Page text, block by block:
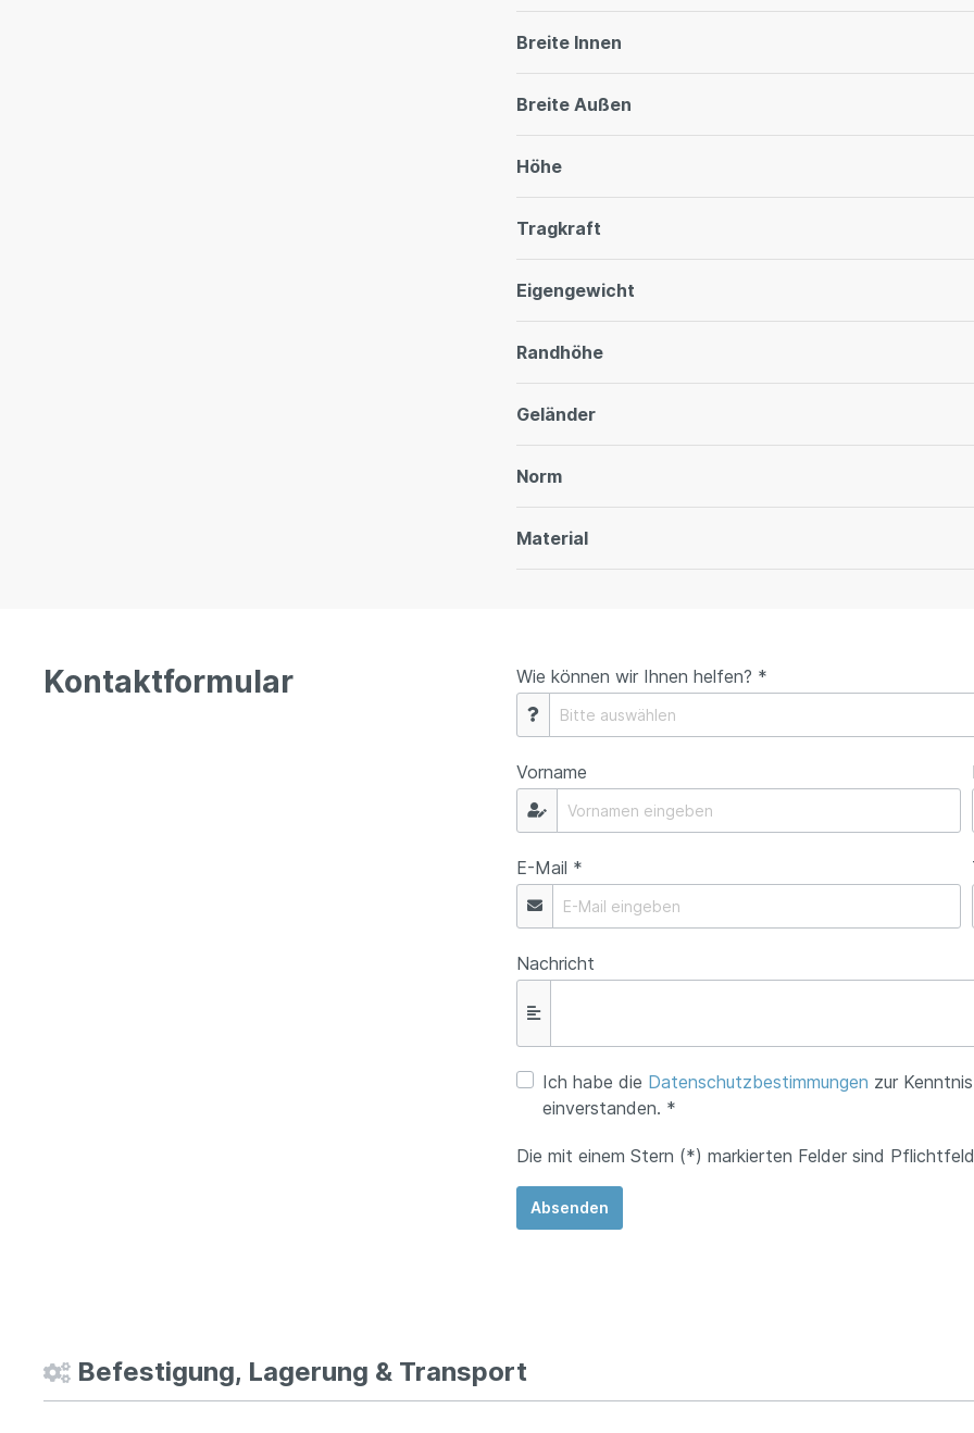
Breite Innen
Breite Außen
Höhe
Tragkraft
Eigengewicht
Randhöhe
Geländer
Norm
Material
Kontaktformular Wie können wir Ihnen helfen? *
Vorname
E-Mail *
Nachricht
Ich habe die Datenschutzbestimmungen zur
einverstanden. *
Die mit einem Stern (*) markierten Felder sind
Absenden
Befestigung, Lagerung & Transport